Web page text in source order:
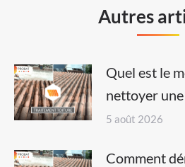
Autres
Quel est le
nettoyer
5 août 2026
Comment